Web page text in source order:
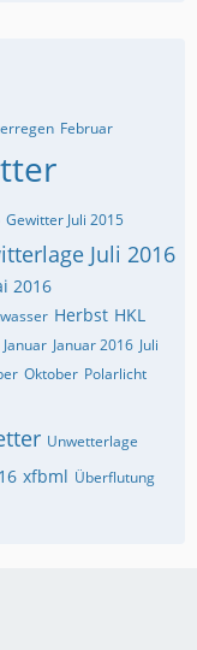
Februar
Gewitter Juli 2015
Juli 2016
2016
Herbst HKL
Januar Januar 2016 Juli
Oktober Polarlicht
Unwetterlage
xfbml Überflutung